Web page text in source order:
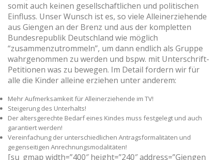
somit auch keinen gesellschaftlichen und politischen
Einfluss. Unser Wunsch ist es, so viele Alleinerziehende
aus Giengen an der Brenz und aus der kompletten
Bundesrepublik Deutschland wie möglich
“zusammenzutrommeln”, um dann endlich als Gruppe
wahrgenommen zu werden und bspw. mit Unterschrift-
Petitionen was zu bewegen. Im Detail fordern wir für
alle die Kinder alleine erziehen unter anderem:
Mehr Aufmerksamkeit für Alleinerziehende im TV!
Steigerung des Unterhalts!
Der altersgerechte Bedarf eines Kindes muss festgelegt und auch
garantiert werden!
Vereinfachung der unterschiedlichen Antragsformalitäten und
gegenseitigen Anrechnungsmodalitäten!
[su_gmap width=”400″ height=”240″ address=”Giengen